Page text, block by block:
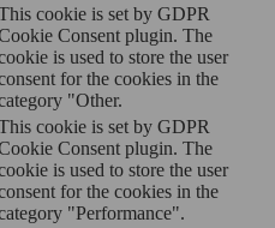
cookie is set by GDPR
Consent plugin. The
is used to store the user
for the cookies in the
"Other.
cookie is set by GDPR
Consent plugin. The
is used to store the user
for the cookies in the
"Performance".